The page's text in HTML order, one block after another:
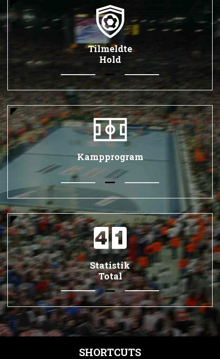
Tilmeldte
Hold
Kampprogram
Statistik
Total
SHORTCUTS